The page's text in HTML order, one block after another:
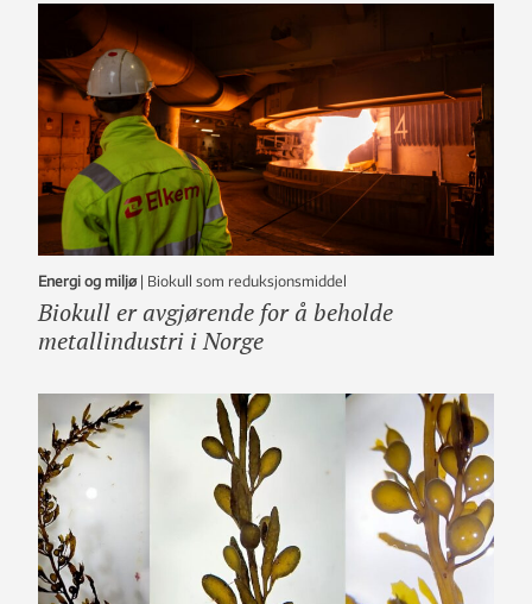
Energi og miljø | Biokull som reduksjonsmiddel
Biokull er avgjørende for å beholde
metallindustri i Norge